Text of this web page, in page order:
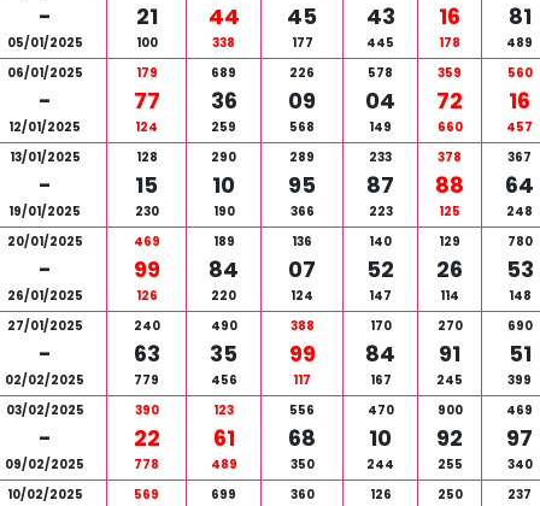
-
05/01/2025
21
100
44
338
45
177
43
445
16
178
81
489
06/01/2025
-
12/01/2025
179
77
124
689
36
259
226
09
568
578
04
149
359
72
660
560
16
457
13/01/2025
-
19/01/2025
128
15
230
290
10
190
289
95
366
233
87
223
378
88
125
367
64
248
20/01/2025
-
26/01/2025
469
99
126
189
84
220
136
07
124
140
52
147
129
26
114
780
53
148
27/01/2025
-
02/02/2025
240
63
779
490
35
456
388
99
117
170
84
167
270
91
245
690
51
399
03/02/2025
-
09/02/2025
390
22
778
123
61
489
556
68
350
470
10
244
900
92
255
469
97
340
10/02/2025
569 699 360 126 250 237